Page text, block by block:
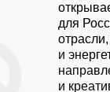
для
отрасли,
и
и